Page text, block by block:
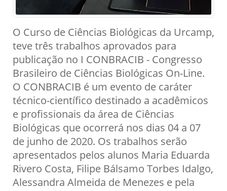
O Curso de Ciências Biológicas da Urcamp,
teve três trabalhos aprovados para
publicação no I CONBRACIB - Congresso
Brasileiro de Ciências Biológicas On-Line.
O CONBRACIB é um evento de caráter
técnico-científico destinado a acadêmicos
e profissionais da área de Ciências
Biológicas que ocorrerá nos dias 04 a 07
de junho de 2020. Os trabalhos serão
apresentados pelos alunos Maria Eduarda
Rivero Costa, Filipe Bálsamo Torbes Idalgo,
Alessandra Almeida de Menezes e pela